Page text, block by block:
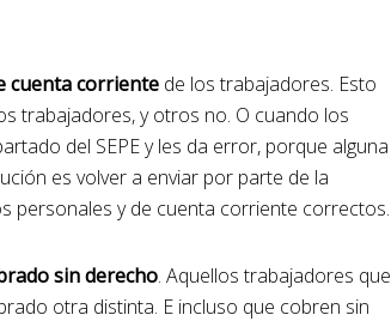
cuenta corriente de los trabajadores. Esto
trabajadores, y otros no. O cuando los
del SEPE y les da error, porque alguna
es volver a enviar por parte de la
personales y de cuenta corriente correctos.
sin derecho. Aquellos trabajadores que
otra distinta. E incluso que cobren sin